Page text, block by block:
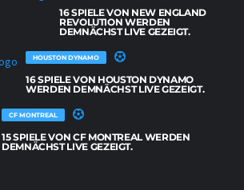
16 SPIELE VON NEW ENGLAND
REVOLUTION WERDEN
DEMNÄCHST LIVE GEZEIGT.
HOUSTON DYNAMO
16 SPIELE VON HOUSTON DYNAMO
WERDEN DEMNÄCHST LIVE GEZEIGT.
CF MONTREAL
15 SPIELE VON CF MONTREAL WERDEN
DEMNÄCHST LIVE GEZEIGT.